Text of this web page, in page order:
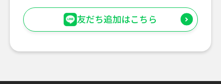
友だち追加はこちら